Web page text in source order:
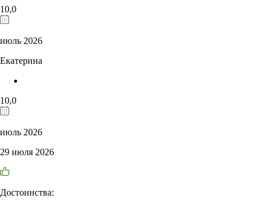
10,0
июль 2026
Екатерина
10,0
июль 2026
29 июля 2026
Достоинства: